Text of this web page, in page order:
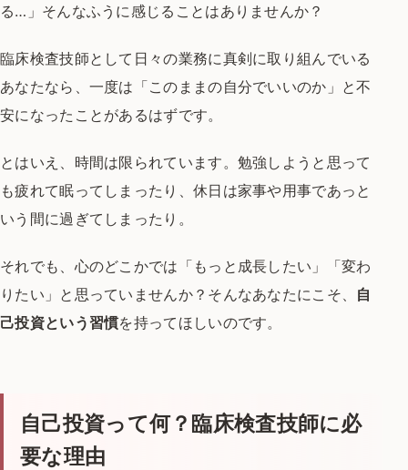
る…」 そんなふうに感じることはありませんか？
臨床検査技師として日々の業務に真剣に取り組んでいる
あなたなら、 一度は「このままの自分でいいのか」と不
安になったことがあるはずです。
とはいえ、時間は限られています。 勉強しようと思って
も疲れて眠ってしまったり、 休日は家事や用事であっと
いう間に過ぎてしまったり。
それでも、心のどこかでは「もっと成長したい」「変わ
りたい」と思っていませんか？ そんなあなたにこそ、 自
己投資という習慣を持ってほしいのです。
自己投資って何？臨床検査技師に必
要な理由